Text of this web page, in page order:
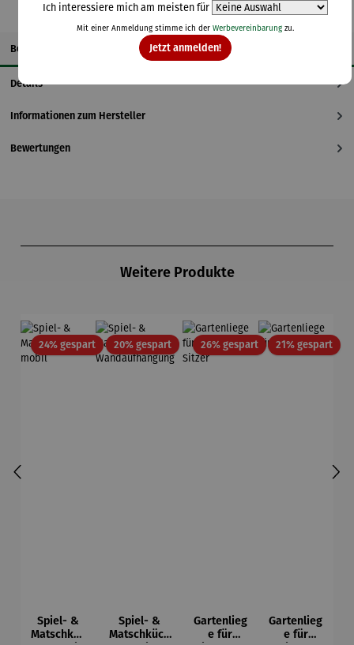
Beschreibung
Details
Informationen zum Hersteller
Bewertungen
Weitere Produkte
24% gespartRabatt
Spiel- &
Matschküc
20% gespartRabatt
Spiel- &
Matschküch
26% gespartRabatt
Gartenlieg
e für
21% gespart
Gartenlieg
e für
Ich interessiere mich am meisten für
Mit einer Anmeldung stimme ich der Werbevereinbarungzu.
Jetzt anmelden!